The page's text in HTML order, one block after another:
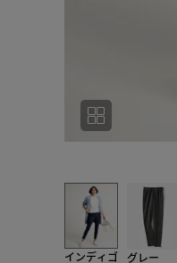
インディゴ グレー